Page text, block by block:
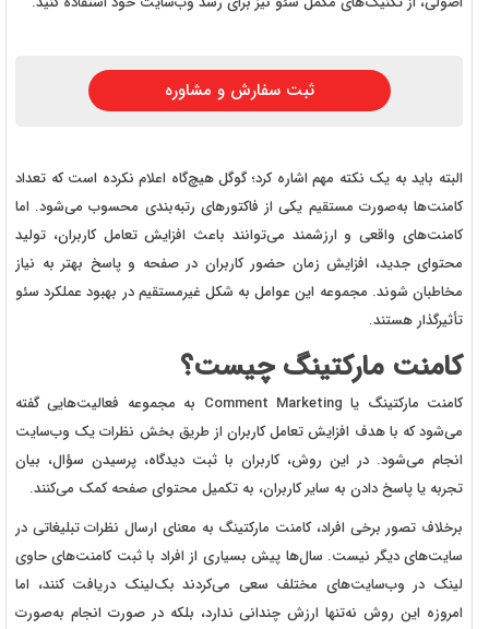
ثبت سفارش و مشاوره
البته باید به یک نکته مهم اشاره کرد؛ گوگل هیچ‌گاه اعلام نکرده است که تعداد
کامنت‌ها به‌صورت مستقیم یکی از فاکتورهای رتبه‌بندی محسوب می‌شود. اما
کامنت‌های واقعی و ارزشمند می‌توانند باعث افزایش تعامل کاربران، تولید
محتوای جدید، افزایش زمان حضور کاربران در صفحه و پاسخ بهتر به نیاز
مخاطبان شوند. مجموعه این عوامل به شکل غیرمستقیم در بهبود عملکرد سئو
تأثیرگذار هستند.
کامنت مارکتینگ چیست؟
کامنت مارکتینگ یا Comment Marketing به مجموعه فعالیت‌هایی گفته
می‌شود که با هدف افزایش تعامل کاربران از طریق بخش نظرات یک وب‌سایت
انجام می‌شود. در این روش، کاربران با ثبت دیدگاه، پرسیدن سؤال، بیان
تجربه یا پاسخ دادن به سایر کاربران، به تکمیل محتوای صفحه کمک می‌کنند.
برخلاف تصور برخی افراد، کامنت مارکتینگ به معنای ارسال نظرات تبلیغاتی در
سایت‌های دیگر نیست. سال‌ها پیش بسیاری از افراد با ثبت کامنت‌های حاوی
لینک در وب‌سایت‌های مختلف سعی می‌کردند بک‌لینک دریافت کنند، اما
امروزه این روش نه‌تنها ارزش چندانی ندارد، بلکه در صورت انجام به‌صورت